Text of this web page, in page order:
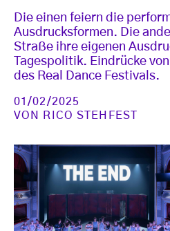
Die einen feiern die
Ausdrucksformen. Die
Straße ihre eigenen
Tagespolitik. Eindrücke
des Real Dance Festivals.
01/02/2025
VON
RICO STEHFEST